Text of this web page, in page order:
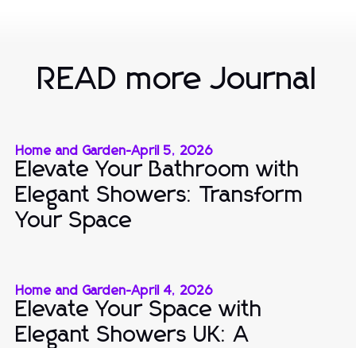
READ more Journal
Home and Garden-April 5, 2026
Elevate Your Bathroom with
Elegant Showers: Transform
Your Space
Home and Garden-April 4, 2026
Elevate Your Space with
Elegant Showers UK: A